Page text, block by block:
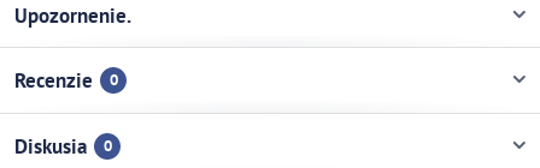
Upozornenie.
Recenzie 0
Diskusia 0